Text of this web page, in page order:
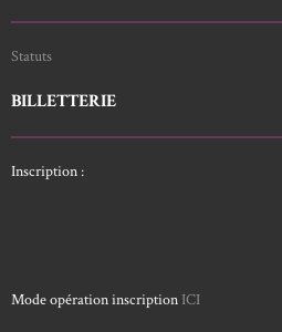
Statuts
BILLETTERIE
Inscription :
Mode opération inscription ICI